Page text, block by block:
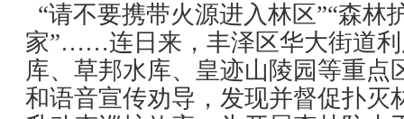
“请不要携带火源进入林区”“森林
家”……连日来，丰泽区华大街道
库、草邦水库、皇迹山陵园等重点
和语音宣传劝导，发现并督促扑灭